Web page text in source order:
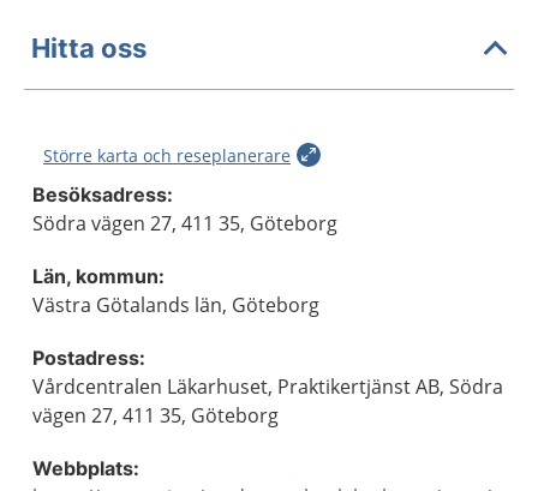
Hitta oss
Större karta och reseplanerare
Besöksadress:
Södra vägen 27, 411 35, Göteborg
Län, kommun:
Västra Götalands län, Göteborg
Postadress:
Vårdcentralen Läkarhuset, Praktikertjänst AB, Södra
vägen 27, 411 35, Göteborg
Webbplats: